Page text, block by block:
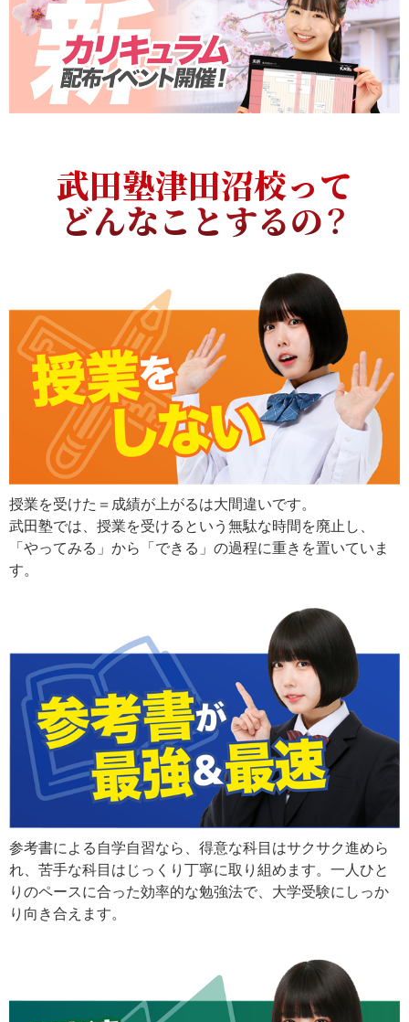
武田塾津田沼校って
どんなことするの？
授業を受けた＝成績が上がるは大間違いです。
武田塾では、授業を受けるという無駄な時間を廃止し、
「やってみる」から「できる」の過程に重きを置いていま
す。
参考書による自学自習なら、得意な科目はサクサク進めら
れ、苦手な科目はじっくり丁寧に取り組めます。一人ひと
りのペースに合った効率的な勉強法で、大学受験にしっか
り向き合えます。